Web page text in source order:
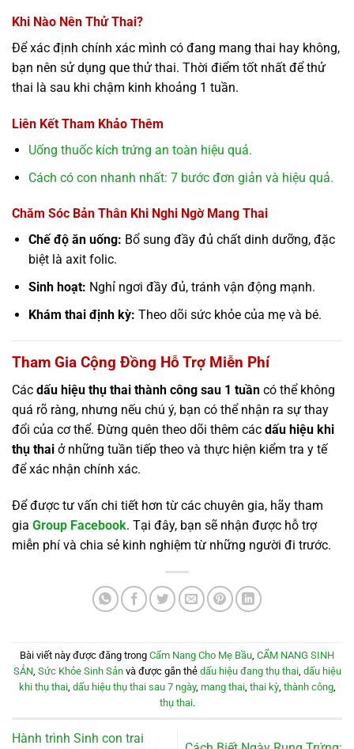
Khi Nào Nên Thử Thai?
Để xác định chính xác mình có đang mang thai hay không,
bạn nên sử dụng que thử thai. Thời điểm tốt nhất để thử
thai là sau khi chậm kinh khoảng 1 tuần.
Liên Kết Tham Khảo Thêm
Uống thuốc kích trứng an toàn hiệu quả.
Cách có con nhanh nhất: 7 bước đơn giản và hiệu quả.
Chăm Sóc Bản Thân Khi Nghi Ngờ Mang Thai
Chế độ ăn uống: Bổ sung đầy đủ chất dinh dưỡng, đặc
biệt là axit folic.
Sinh hoạt: Nghỉ ngơi đầy đủ, tránh vận động mạnh.
Khám thai định kỳ: Theo dõi sức khỏe của mẹ và bé.
Tham Gia Cộng Đồng Hỗ Trợ Miễn Phí
Các dấu hiệu thụ thai thành công sau 1 tuần có thể không
quá rõ ràng, nhưng nếu chú ý, bạn có thể nhận ra sự thay
đổi của cơ thể. Đừng quên theo dõi thêm các dấu hiệu khi
thụ thai ở những tuần tiếp theo và thực hiện kiểm tra y tế
để xác nhận chính xác.
Để được tư vấn chi tiết hơn từ các chuyên gia, hãy tham
gia Group Facebook. Tại đây, bạn sẽ nhận được hỗ trợ
miễn phí và chia sẻ kinh nghiệm từ những người đi trước.
Bài viết này được đăng trong Cẩm Nang Cho Mẹ Bầu, CẨM NANG SINH
SẢN, Sức Khỏe Sinh Sảnvà được gắn thẻ dấu hiệu đang thụ thai, dấu hiệu
khi thụ thai, dấu hiệu thụ thai sau 7 ngày, mang thai, thai kỳ, thành công,
thụ thai.
Hành trình Sinh con trai